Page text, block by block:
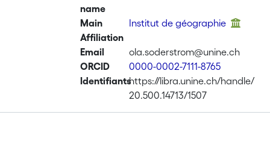
name
Main
Affiliation
Institut de géographie
Email
ola.soderstrom@unine.ch
ORCID
0000-0002-7111-8765
Identifiantshttps://libra.unine.ch/handle/
20.500.14713/1507